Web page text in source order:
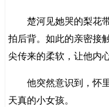
楚河见她哭的梨花带
拍后背。如此的亲密接
尖传来的柔软，让他内
他突然意识到，怀里
天真的小女孩。